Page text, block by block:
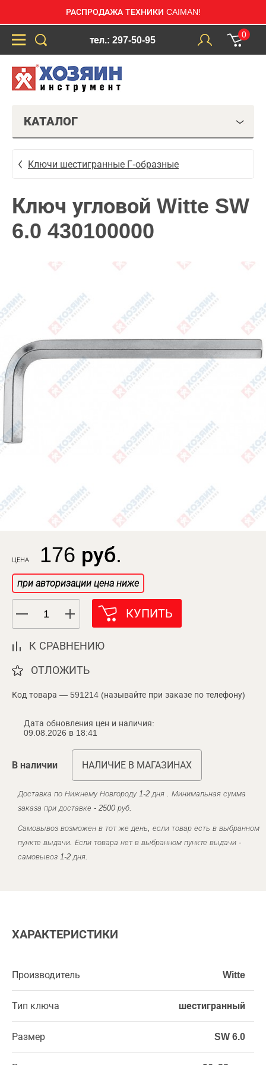
РАСПРОДАЖА ТЕХНИКИ CAIMAN!
тел.: 297-50-95
0
КАТАЛОГ
Ключи шестигранные Г-образные
Ключ угловой Witte SW
6.0 430100000
ЦЕНА 176 руб.
при авторизации цена ниже
КУПИТЬ
К СРАВНЕНИЮ
ОТЛОЖИТЬ
Код товара — 591214 (называйте при заказе по телефону)
Дата обновления цен и наличия:
09.08.2026 в 18:41
В наличии НАЛИЧИЕ В МАГАЗИНАХ
Доставка по Нижнему Новгороду 1-2 дня . Минимальная сумма
заказа при доставке - 2500 руб.
Самовывоз возможен в тот же день, если товар есть в выбранном
пункте выдачи. Если товара нет в выбранном пункте выдачи -
самовывоз 1-2 дня.
ХАРАКТЕРИСТИКИ
Производитель Witte
Тип ключа шестигранный
Размер SW 6.0